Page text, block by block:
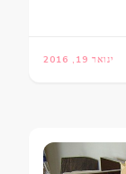
ינואר 19, 2016